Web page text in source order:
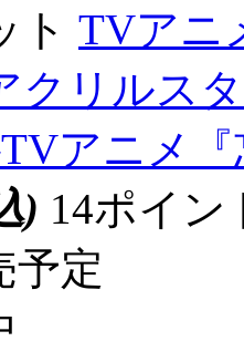
ト TVアニ
クリルス
アニメ
) 14ポイ
予定